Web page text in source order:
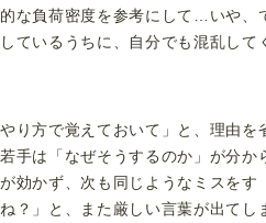
な負荷密度を参考にして…いや、
ているうちに、自分でも混乱して
り方で覚えておいて」と、理由を
手は「なぜそうするのか」が分か
効かず、次も同じようなミスをす
？」と、また厳しい言葉が出てし